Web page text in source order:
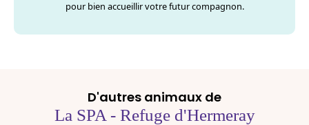
pour bien accueillir votre futur compagnon.
D'autres animaux de
La SPA - Refuge d'Hermeray